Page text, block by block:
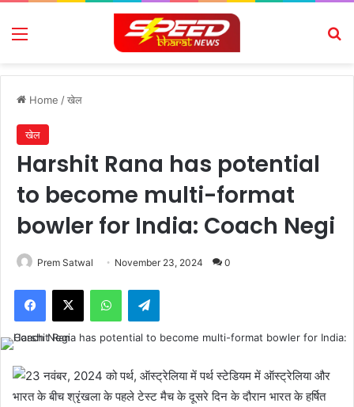
Menu
Home /खेल
खेल
Harshit Rana has potential
to become multi-format
bowler for India: Coach Negi
Prem Satwal November 23, 2024 0
Facebook
X WhatsAppTelegram